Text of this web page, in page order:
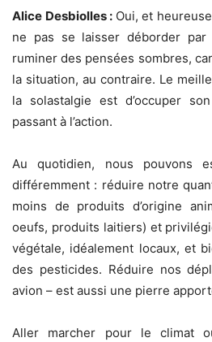
Alice Desbiolles : Oui, et
ne pas se laisser déborder par
ruminer des pensées sombres,
la situation, au contraire. Le
la solastalgie est d’occuper
passant à l’action.
Au quotidien, nous pouvons
différemment : réduire notre
moins de produits d’origine
oeufs, produits laitiers) et
végétale, idéalement locaux, et
des pesticides. Réduire nos
avion – est aussi une pierre
Aller marcher pour le climat